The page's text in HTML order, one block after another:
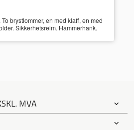
brystlommer, en med klaff, en med
Sikkerhetsreim. Hammerhank.
MVA